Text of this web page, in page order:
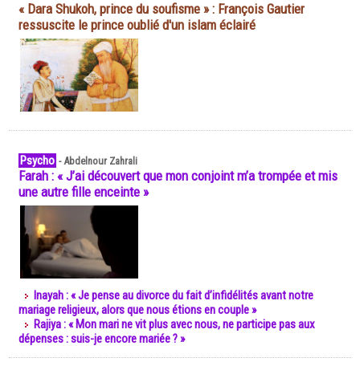
« Dara Shukoh, prince du soufisme » : François Gautier
ressuscite le prince oublié d'un islam éclairé
Psycho -Abdelnour Zahrali
Farah : « J’ai découvert que mon conjoint m’a trompée et mis
une autre fille enceinte »
Inayah : « Je pense au divorce du fait d’infidélités avant notre
mariage religieux, alors que nous étions en couple »
Rajiya : « Mon mari ne vit plus avec nous, ne participe pas aux
dépenses : suis-je encore mariée ? »